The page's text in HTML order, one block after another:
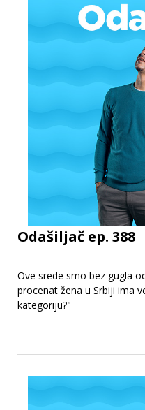
Odašiljač ep. 388
Ove srede smo bez gugla
procenat žena u Srbiji ima
kategoriju?"